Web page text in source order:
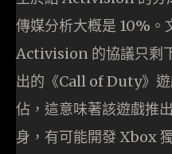
傳媒分析大槪是 10%。
Activision 的協議只剩
出的《Call of Duty》
佔，這意味著該遊戲推
身，有可能開發 Xbox